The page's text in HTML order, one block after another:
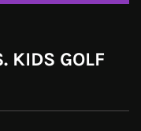
KIDS GOLF